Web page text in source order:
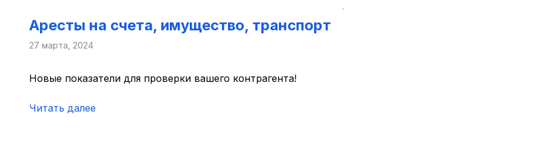
Аресты на счета, имущество, транспорт
27 марта, 2024
Новые показатели для проверки вашего контрагента!
Читать далее